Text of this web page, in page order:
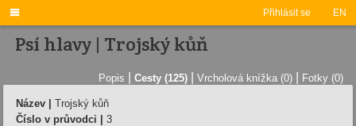
Přihlásit se EN

Psí hlavy | Trojský kůň
Popis Cesty (125) Vrcholová knížka (0) Fotky (0)
Název |
Trojský kůň
Číslo v průvodci |
3